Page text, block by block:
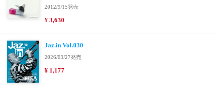
2012/9/15発売
¥ 3,630
Jaz.in Vol.030
2026/03/27発売
¥ 1,177